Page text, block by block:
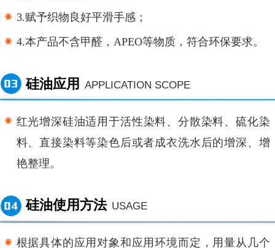
3.赋予织物良好平滑手感；
4.本产品不含甲醛，APEO等物质，符合环保要求。
硅油应用 APPLICATION SCOPE
红光增深硅油适用于活性染料、分散染料、硫化染
料、直接染料等染色后或者成衣洗水后的增深、增
艳整理。
硅油使用方法 USAGE
根据具体的应用对象和应用环境而定，用量从几个